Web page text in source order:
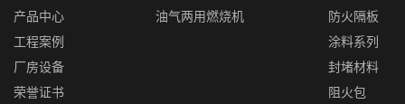
产品中心
工程案例
厂房设备
荣誉证书
油气两用燃烧机
防火隔板
涂料系列
封堵材料
阻火包